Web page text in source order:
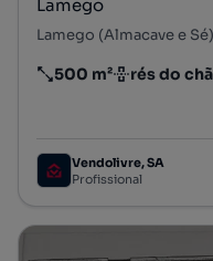
Lamego
Lamego (Almacave e
Preço por metro
500 m²
Andar rés do
Vendolivre, SA
Profissional